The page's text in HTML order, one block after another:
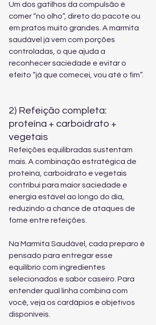
Um dos gatilhos da compulsão é
comer “no olho”, direto do pacote ou
em pratos muito grandes. A marmita
saudável já vem com porções
controladas, o que ajuda a
reconhecer saciedade e evitar o
efeito “já que comecei, vou até o fim”.
2) Refeição completa:
proteína + carboidrato +
vegetais
Refeições equilibradas sustentam
mais. A combinação estratégica de
proteína, carboidrato e vegetais
contribui para maior saciedade e
energia estável ao longo do dia,
reduzindo a chance de ataques de
fome entre refeições.
Na Marmita Saudável, cada preparo é
pensado para entregar esse
equilíbrio com ingredientes
selecionados e sabor caseiro. Para
entender qual linha combina com
você, veja os cardápios e objetivos
disponíveis.